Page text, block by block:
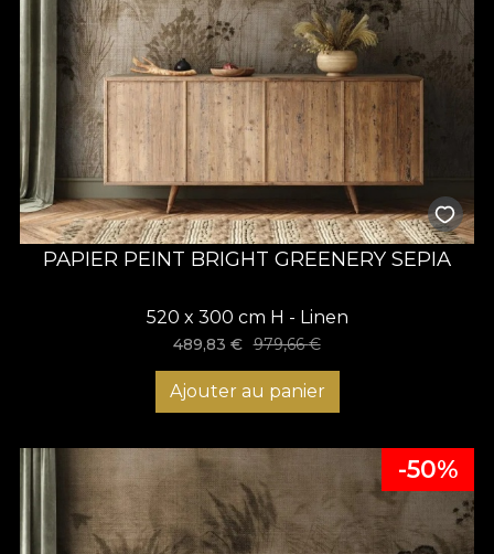
PAPIER PEINT BRIGHT GREENERY SEPIA
520 x 300 cm H - Linen
489,83€ 979,66€
Ajouter au panier
-50%